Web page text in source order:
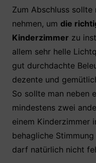
Zum Abschluss
nehmen, um die
Kinderzimmer zu
allem sehr helle
gut durchdachte
dezente und
So sollte man neben
mindestens zwei
einem Kinderzimmer
behagliche
darf natürlich nicht